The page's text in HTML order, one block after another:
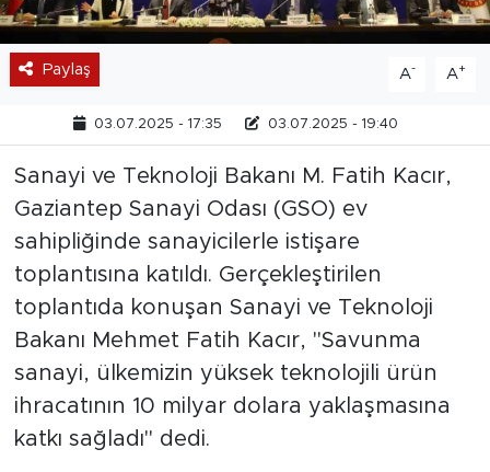
Paylaş A- A+
03.07.2025 - 17:35 03.07.2025 - 19:40
Sanayi ve Teknoloji Bakanı M. Fatih Kacır,
Gaziantep Sanayi Odası (GSO) ev
sahipliğinde sanayicilerle istişare
toplantısına katıldı. Gerçekleştirilen
toplantıda konuşan Sanayi ve Teknoloji
Bakanı Mehmet Fatih Kacır, "Savunma
sanayi, ülkemizin yüksek teknolojili ürün
ihracatının 10 milyar dolara yaklaşmasına
katkı sağladı" dedi.